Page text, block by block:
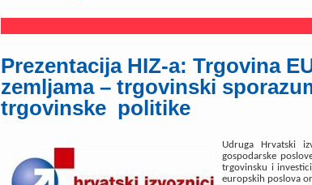
Prezentacija HIZ-a: Trgovina
zemljama – trgovinski
trgovinske politike
Udruga Hrvatski
gospodarske
trgovinsku i
europskih poslova